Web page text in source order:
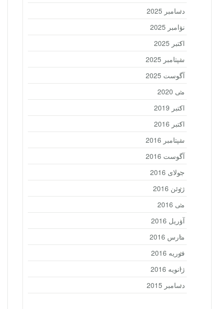
دسامبر 2025
نوامبر 2025
اکتبر 2025
سپتامبر 2025
آگوست 2025
می 2020
اکتبر 2019
اکتبر 2016
سپتامبر 2016
آگوست 2016
جولای 2016
ژوئن 2016
می 2016
آوریل 2016
مارس 2016
فوریه 2016
ژانویه 2016
دسامبر 2015